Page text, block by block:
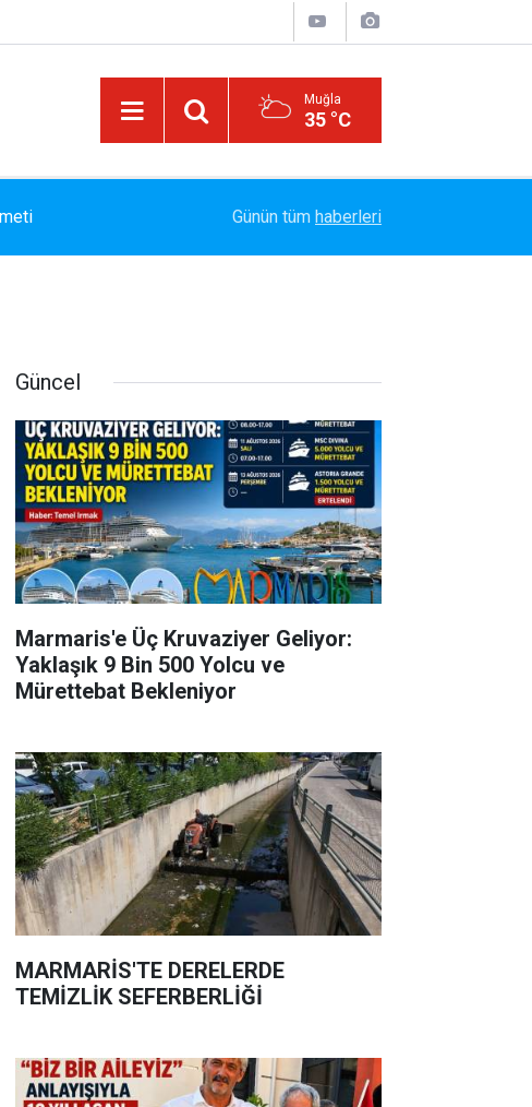
Muğla
35 °C
İPEK DEMİR’DEN YAZIN RİTMİNİ
Günün tüm haberleri
Güncel
Marmaris'e Üç Kruvaziyer Geliyor:
Yaklaşık 9 Bin 500 Yolcu ve
Mürettebat Bekleniyor
MARMARİS'TE DERELERDE
TEMİZLİK SEFERBERLİĞİ